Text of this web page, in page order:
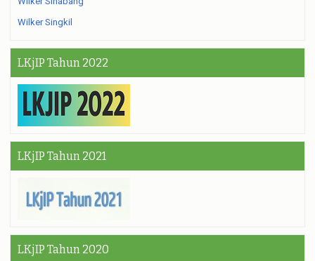
Wilker Singkil
LKjIP Tahun 2022
LKjIP Tahun 2021
LKjIP Tahun 2020